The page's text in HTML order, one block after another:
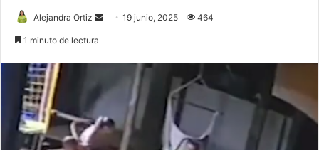
Alejandra Ortiz
Send19 junio, 2025 464
1 minuto de lectura